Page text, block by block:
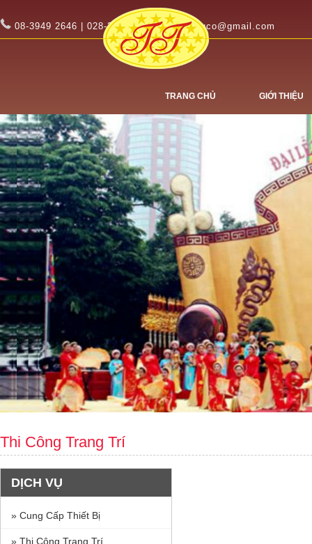
08-3949 2646 | 028-3949 2647 tinhtuco@gmail.com
TRANG CHỦ GIỚI THIỆU
Thi Công Trang Trí
DỊCH VỤ
» Cung Cấp Thiết Bị
» Thi Công Trang Trí